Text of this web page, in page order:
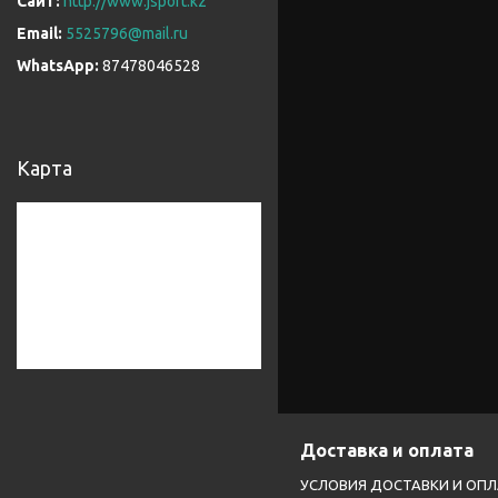
5525796@mail.ru
87478046528
Карта
Доставка и оплата
УСЛОВИЯ ДОСТАВКИ И